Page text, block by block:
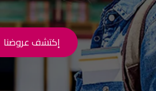
إكتشف عروضنا